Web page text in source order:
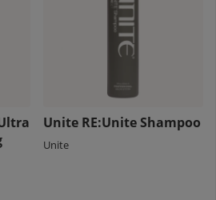
Unite RE:Unite Shampoo
Unite